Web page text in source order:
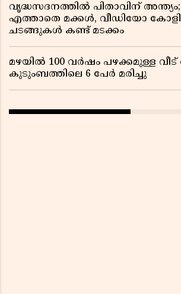
വൃദ്ധസദനത്തിൽ പിതാവിന്
എത്താതെ മക്കൾ, വീഡിയോ
ചടങ്ങുകൾ കണ്ട് മടക്കം
മഴയിൽ 100 വർഷം പഴക്കമുള്ള
കുടുംബത്തിലെ 6 പേർ മരിച്ചു